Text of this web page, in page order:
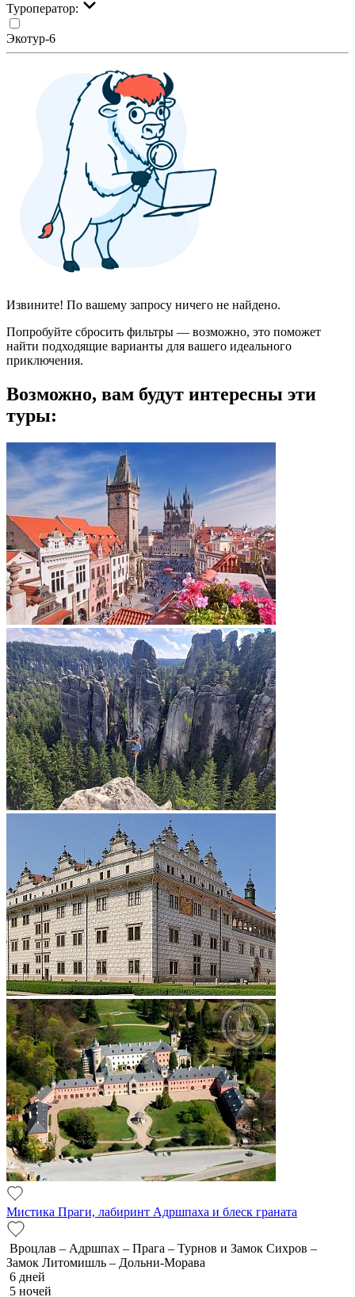
Туроператор:
Экотур-6
Извините! По вашему запросу ничего не найдено.
Попробуйте сбросить фильтры — возможно, это поможет
найти подходящие варианты для вашего идеального
приключения.
Возможно, вам будут интересны эти
туры:
Мистика Праги, лабиринт Адршпаха и блеск граната
Вроцлав – Адршпах – Прага – Турнов и Замок Сихров –
Замок Литомишль – Дольни-Морава
6 дней
5 ночей